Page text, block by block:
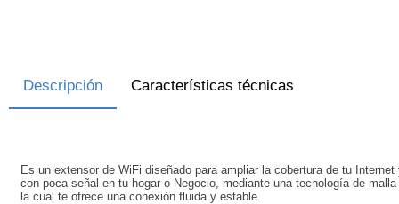
Descripción Características técnicas
Es un extensor de WiFi diseñado para ampliar la cobertura de tu
con poca señal en tu hogar o Negocio, mediante una tecnología de
la cual te ofrece una conexión fluida y estable.